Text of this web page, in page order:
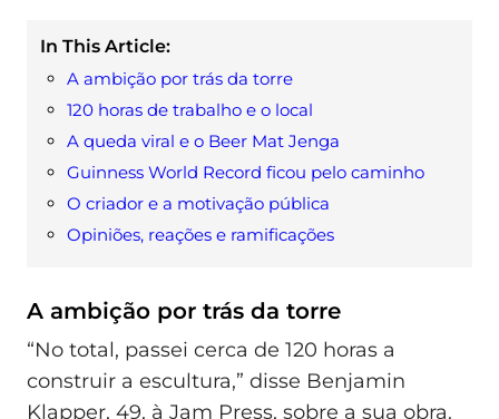
In This Article:
A ambição por trás da torre
120 horas de trabalho e o local
A queda viral e o Beer Mat Jenga
Guinness World Record ficou pelo caminho
O criador e a motivação pública
Opiniões, reações e ramificações
A ambição por trás da torre
“No total, passei cerca de 120 horas a
construir a escultura,” disse Benjamin
Klapper, 49, à Jam Press, sobre a sua obra.